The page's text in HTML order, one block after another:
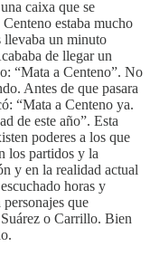
caixa que se
estaba mucho
llevaba un minuto
de llegar un
“Mata a Centeno”. No
Antes de que pasara
“Mata a Centeno ya.
de este año”. Esta
poderes a los que
los partidos y la
y en la realidad actual
horas y
que
o Carrillo. Bien